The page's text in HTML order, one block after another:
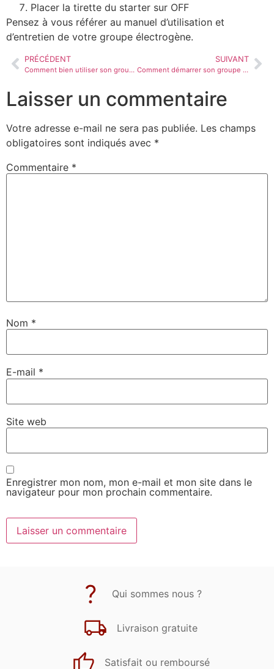
Placer la tirette du starter sur OFF
Pensez à vous référer au manuel d’utilisation et
d’entretien de votre groupe électrogène.
PRÉCÉDENT
Comment bien utiliser son groupe de soudage SDMO ?
SUIVANT
Comment démarrer son groupe électrogène WORMS
Laisser un commentaire
Votre adresse e-mail ne sera pas publiée. Les champs
obligatoires sont indiqués avec *
Commentaire *
Nom *
E-mail *
Site web
Enregistrer mon nom, mon e-mail et mon site dans le
navigateur pour mon prochain commentaire.
Qui sommes nous ?
Livraison gratuite
Satisfait ou remboursé